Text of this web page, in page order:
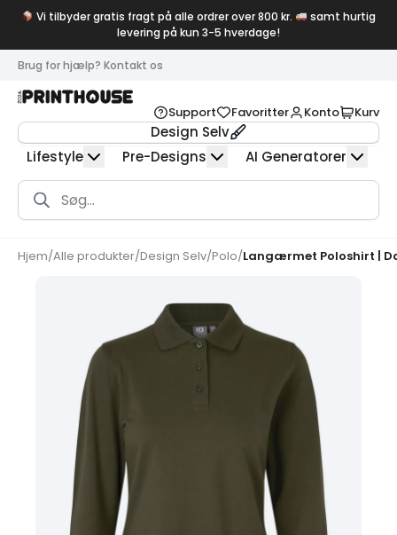
Vi tilbyder gratis fragt på alle ordrer over 800 kr.
samt hurtig
levering på kun 3-5 hverdage!
Brug for hjælp? Kontakt os
Support Favoritter Konto Kurv
Design Selv
Lifestyle
Pre-Designs AI Generatorer
Products
search
Hjem/Alle produkter/Design Selv/Polo/Langærmet Poloshirt |